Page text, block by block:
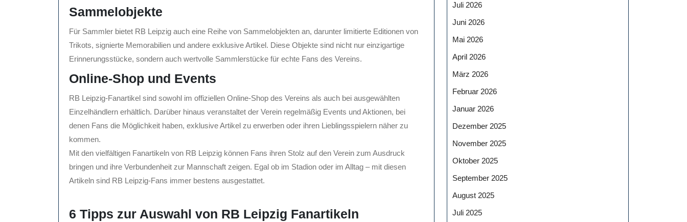
Sammelobjekte
Für Sammler bietet RB Leipzig auch eine Reihe von Sammelobjekten an, darunter limitierte Editionen von
Trikots, signierte Memorabilien und andere exklusive Artikel. Diese Objekte sind nicht nur einzigartige
Erinnerungsstücke, sondern auch wertvolle Sammlerstücke für echte Fans des Vereins.
Online-Shop und Events
RB Leipzig-Fanartikel sind sowohl im offiziellen Online-Shop des Vereins als auch bei ausgewählten
Einzelhändlern erhältlich. Darüber hinaus veranstaltet der Verein regelmäßig Events und Aktionen, bei
denen Fans die Möglichkeit haben, exklusive Artikel zu erwerben oder ihren Lieblingsspielern näher zu
kommen.
Mit den vielfältigen Fanartikeln von RB Leipzig können Fans ihren Stolz auf den Verein zum Ausdruck
bringen und ihre Verbundenheit zur Mannschaft zeigen. Egal ob im Stadion oder im Alltag – mit diesen
Artikeln sind RB Leipzig-Fans immer bestens ausgestattet.
6 Tipps zur Auswahl von RB Leipzig Fanartikeln
Juli 2026
Juni 2026
Mai 2026
April 2026
März 2026
Februar 2026
Januar 2026
Dezember 2025
November 2025
Oktober 2025
September 2025
August 2025
Juli 2025